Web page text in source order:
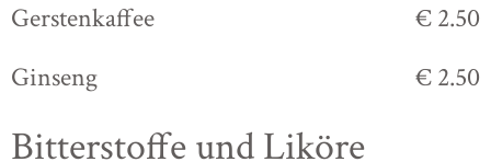
Gerstenkaffee
€ 2.50
Ginseng
€ 2.50
Bitterstoffe und Liköre